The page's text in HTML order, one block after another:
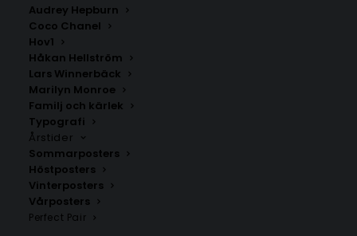
Audrey Hepburn
Coco Chanel
Hov1
Håkan Hellström
Lars Winnerbäck
Marilyn Monroe
Familj och kärlek
Typografi
Årstider
Sommarposters
Höstposters
Vinterposters
Vårposters
Perfect Pair